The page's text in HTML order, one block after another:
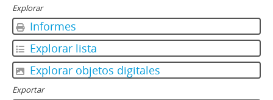
Explorar
Informes
Explorar lista
Explorar objetos digitales
Exportar